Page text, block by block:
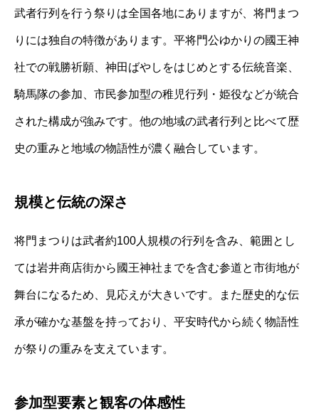
武者行列を行う祭りは全国各地にありますが、将門まつ
りには独自の特徴があります。平将門公ゆかりの國王神
社での戦勝祈願、神田ばやしをはじめとする伝統音楽、
騎馬隊の参加、市民参加型の稚児行列・姫役などが統合
された構成が強みです。他の地域の武者行列と比べて歴
史の重みと地域の物語性が濃く融合しています。
規模と伝統の深さ
将門まつりは武者約100人規模の行列を含み、範囲とし
ては岩井商店街から國王神社までを含む参道と市街地が
舞台になるため、見応えが大きいです。また歴史的な伝
承が確かな基盤を持っており、平安時代から続く物語性
が祭りの重みを支えています。
参加型要素と観客の体感性